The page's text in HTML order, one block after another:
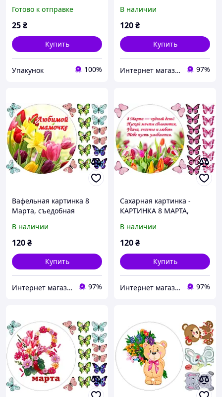
А4
Готово к отправке
25₴
Купить
Упакунок 100%
НА ТОРТ
В наличии
120₴
Купить
Интернет магазин Карамель 97%
Вафельная картинка 8
Марта, съедобная
В наличии
120₴
Купить
Интернет магазин Карамель 97%
Сахарная картинка -
КАРТИНКА 8 МАРТА,
НА ТОРТ
В наличии
120₴
Купить
Интернет магазин Карамель 97%